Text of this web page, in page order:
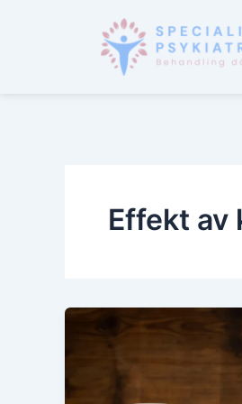
Effekt av